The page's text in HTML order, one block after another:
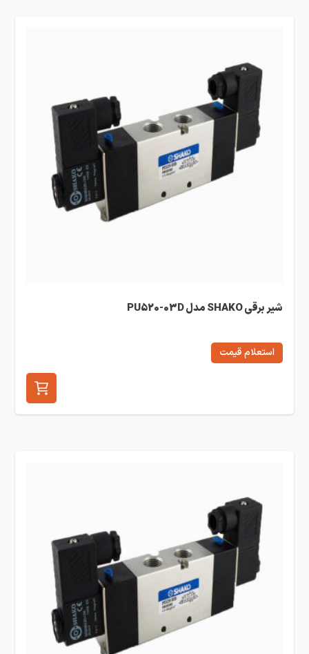
شیر برقی SHAKO مدل PU520-03D
استعلام قیمت